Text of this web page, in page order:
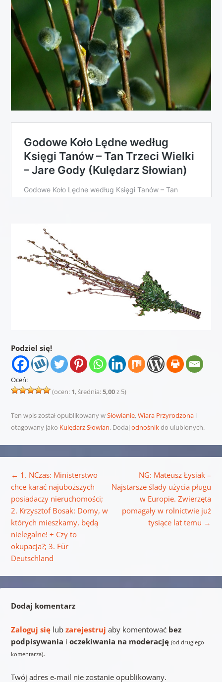
Podziel się!
Oceń:
(ocen: 1, średnia:5,00z 5)
Ten wpis został opublikowany wSłowianie,Wiara Przyrodzonai
otagowany jako Kulędarz Słowian. Dodaj odnośnikdo ulubionych.
← 1. NCzas: Ministerstwo
chce karać najuboższych
posiadaczy nieruchomości;
2. Krzysztof Bosak: Domy, w
których mieszkamy, będą
nielegalne! + Czy to
okupacja?; 3. Für
Deutschland
NG: Mateusz Łysiak –
Najstarsze ślady użycia pługu
w Europie. Zwierzęta
pomagały w rolnictwie już
tysiące lat temu →
Dodaj komentarz
Zaloguj sięlub zarejestruj aby komentować bez
podpisywania i oczekiwania na moderację (od drugiego
komentarza).
Twój adres e-mail nie zostanie opublikowany.